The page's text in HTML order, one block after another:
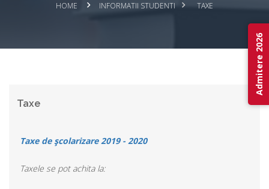
HOME INFORMATII STUDENTI TAXE
Taxe
Taxe de şcolarizare 2019 - 2020
Taxele se pot achita la:
Admitere 2026